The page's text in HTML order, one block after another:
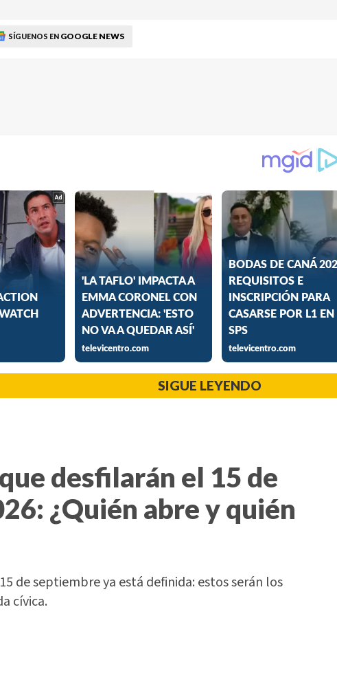
SÍGUENOS EN GOOGLE NEWS
SIGUE LEYENDO
desfilarán el 15 de
¿Quién abre y quién
de septiembre ya está definida: estos serán los
cívica.